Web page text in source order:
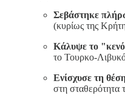
Σεβάστηκε
(κυρίως της
Κάλυψε το
το Τουρκο-
Ενίσχυσε τη
στη σταθερότητα